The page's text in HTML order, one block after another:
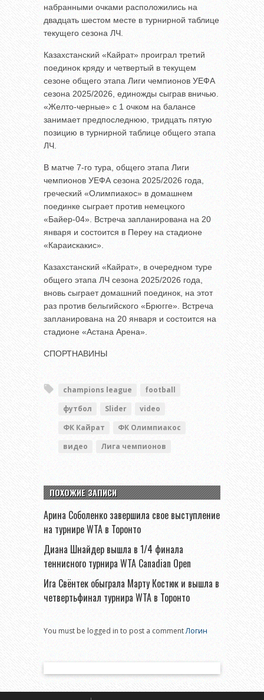
набранными очками расположились на
двадцать шестом месте в турнирной таблице
текущего сезона ЛЧ.
Казахстанский «Кайрат» проиграл третий
поединок кряду и четвертый в текущем
сезоне общего этапа Лиги чемпионов УЕФА
сезона 2025/2026, единожды сыграв вничью.
«Желто-черные» с 1 очком на балансе
занимает предпоследнюю, тридцать пятую
позицию в турнирной таблице общего этапа
ЛЧ.
В матче 7-го тура, общего этапа Лиги
чемпионов УЕФА сезона 2025/2026 года,
греческий «Олимпиакос» в домашнем
поединке сыграет против немецкого
«Байер-04». Встреча запланирована на 20
января и состоится в Переу на стадионе
«Караискакис».
Казахстанский «Кайрат», в очередном туре
общего этапа ЛЧ сезона 2025/2026 года,
вновь сыграет домашний поединок, на этот
раз против бельгийского «Брюгге». Встреча
запланирована на 20 января и состоится на
стадионе «Астана Арена».
СПОРТНАВИНЫ
champions league
football
футбол
Slider
video
ФК Кайрат
ФК Олимпиакос
видео
Лига чемпионов
ПОХОЖИЕ ЗАПИСИ
Арина Соболенко завершила свое выступление
на турнире WTA в Торонто
Диана Шнайдер вышла в 1/4 финала
теннисного турнира WTA Canadian Open
Ига Свёнтек обыграла Марту Костюк и вышла в
четвертьфинал турнира WTA в Торонто
You must be logged in to post a commentЛогин